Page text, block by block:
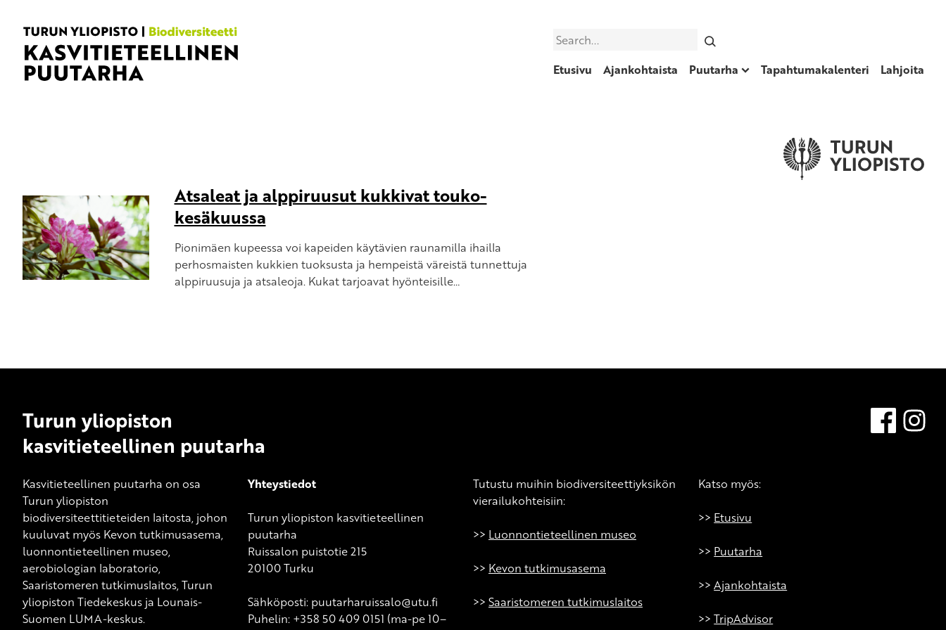
Search
Etusivu
Ajankohtaista Puutarha Tapahtumakalenteri Lahjoita
Atsaleat ja alppiruusut kukkivat touko-
kesäkuussa
Pionimäen kupeessa voi kapeiden käytävien raunamilla ihailla
perhosmaisten kukkien tuoksusta ja hempeistä väreistä tunnettuja
alppiruusuja ja atsaleoja. Kukat tarjoavat hyönteisille…
Turun yliopiston
kasvitieteellinen puutarha
Kasvitieteellinen puutarha on osa
Turun yliopiston
biodiversiteettitieteiden laitosta, johon
kuuluvat myös Kevon tutkimusasema,
luonnontieteellinen museo,
aerobiologian laboratorio,
Saaristomeren tutkimuslaitos, Turun
yliopiston Tiedekeskus ja Lounais-
Suomen LUMA-keskus.
Yhteystiedot
Turun yliopiston kasvitieteellinen
puutarha
Ruissalon puistotie 215
20100 Turku
Sähköposti: puutarharuissalo@utu.fi
Puhelin: +358 50 409 0151 (ma-pe 10–
Tutustu muihin biodiversiteettiyksikön
vierailukohteisiin:
>> Luonnontieteellinen museo
>> Kevon tutkimusasema
>> Saaristomeren tutkimuslaitos
Katso myös:
>> Etusivu
>> Puutarha
>>Ajankohtaista
>>TripAdvisor